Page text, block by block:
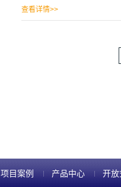
与去离子水(DIW)和氨水以
倍，等于1.1 eV。这意味着需
查看详情>>
项目案例 产品中心 开放